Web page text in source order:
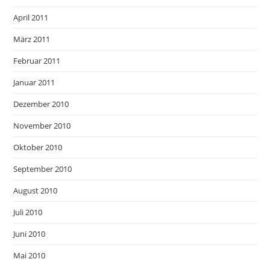
April 2011
März 2011
Februar 2011
Januar 2011
Dezember 2010
November 2010
Oktober 2010
September 2010
August 2010
Juli 2010
Juni 2010
Mai 2010